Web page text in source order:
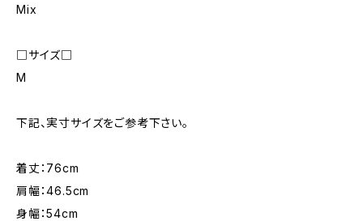
Mix
□サイズ□
M
下記、実寸サイズをご参考下さい。
着丈：76cm
肩幅：46.5cm
身幅：54cm